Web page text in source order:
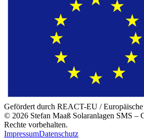
Gefördert durch REACT-EU /
© 2026 Stefan Maaß Solaranlagen SMS
Rechte vorbehalten.
ImpressumDatenschutz